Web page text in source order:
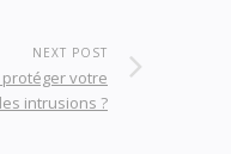
NEXT POST
votre
intrusions ?